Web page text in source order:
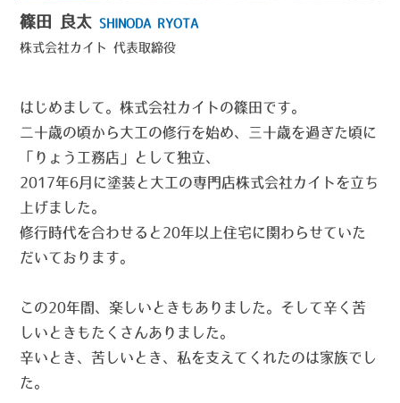
篠田 良太 SHINODA RYOTA
株式会社カイト代表取締役
はじめまして。株式会社カイトの篠田です。
二十歳の頃から大工の修行を始め、三十歳を過ぎた頃に
「りょう工務店」として独立、
2017年6月に塗装と大工の専門店株式会社カイトを立ち
上げました。
修行時代を合わせると20年以上住宅に関わらせていた
だいております。
この20年間、楽しいときもありました。そして辛く苦
しいときもたくさんありました。
辛いとき、苦しいとき、私を支えてくれたのは家族でし
た。